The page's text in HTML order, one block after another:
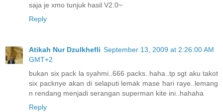
saja je xmo tunjuk hasil V2.0~
Reply
Atikah Nur Dzulkhefli September 13, 2009 at 2:26:00 AM
GMT+2
bukan six pack la syahmi..666 packs..haha..tp sgt aku takot
six packnye akan di selaputi lemak mase hari raye..lemang
n rendang menjadi serangan superman kite ini..hahaha
Reply